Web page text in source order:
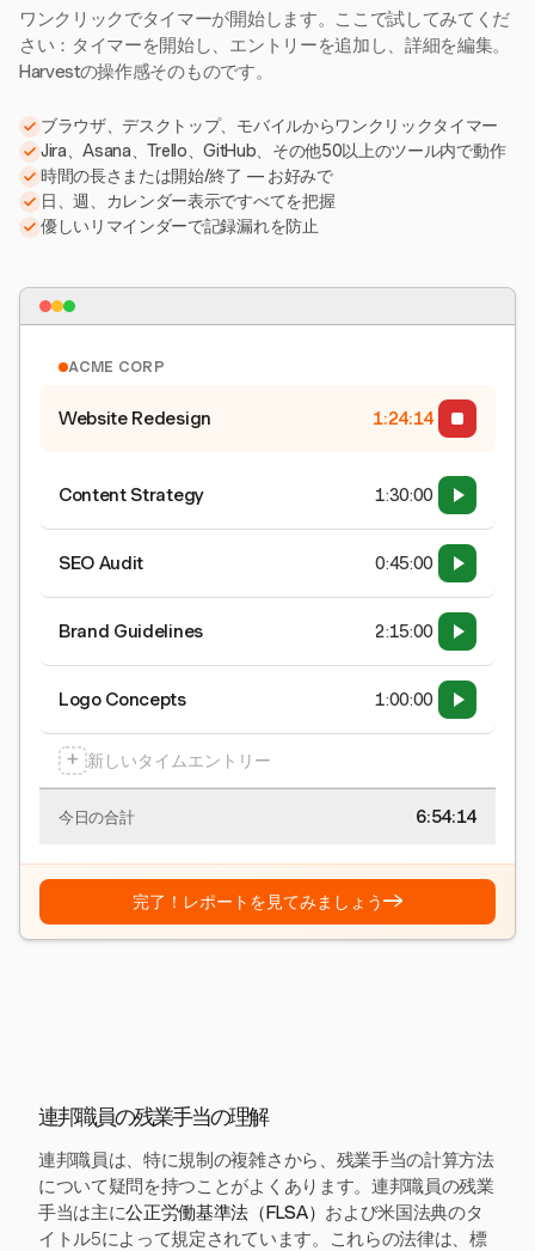
ワンクリックでタイマーが開始します。ここで試してみてくだ
さい：タイマーを開始し、エントリーを追加し、詳細を編集。
Harvestの操作感そのものです。
ブラウザ、デスクトップ、モバイルからワンクリックタイマー
Jira、Asana、Trello、GitHub、その他50以上のツール内で動作
時間の長さまたは開始/終了 — お好みで
日、週、カレンダー表示ですべてを把握
優しいリマインダーで記録漏れを防止
ACME CORP
Website Redesign 1:24:15
Content Strategy 1:30:00
SEO Audit 0:45:00
Brand Guidelines 2:15:00
Logo Concepts 1:00:00
+ 新しいタイムエントリー
今日の合計 6:54:15
完了！レポートを見てみましょう→
連邦職員の残業手当の理解
連邦職員は、特に規制の複雑さから、残業手当の計算方法
について疑問を持つことがよくあります。連邦職員の残業
手当は主に公正労働基準法（FLSA） および米国法典のタ
イトル5によって規定されています。これらの法律は、標